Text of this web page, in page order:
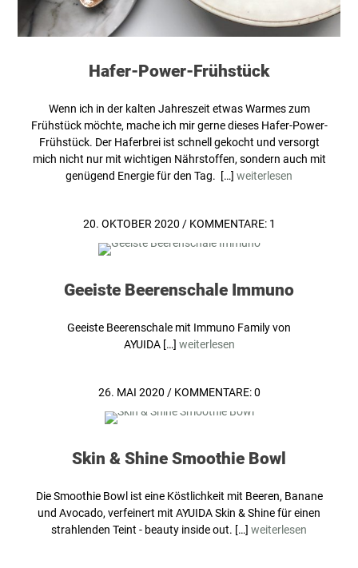
Hafer-Power-Frühstück
Wenn ich in der kalten Jahreszeit etwas Warmes zum
Frühstück möchte, mache ich mir gerne dieses Hafer-Power-
Frühstück. Der Haferbrei ist schnell gekocht und versorgt
mich nicht nur mit wichtigen Nährstoffen, sondern auch mit
genügend Energie für den Tag. […] weiterlesen
20. OKTOBER 2020 /KOMMENTARE: 1
Geeiste Beerenschale Immuno
Geeiste Beerenschale mit Immuno Family von
AYUIDA […] weiterlesen
26. MAI 2020 /KOMMENTARE: 0
Skin & Shine Smoothie Bowl
Die Smoothie Bowl ist eine Köstlichkeit mit Beeren, Banane
und Avocado, verfeinert mit AYUIDA Skin & Shine für einen
strahlenden Teint - beauty inside out. […] weiterlesen